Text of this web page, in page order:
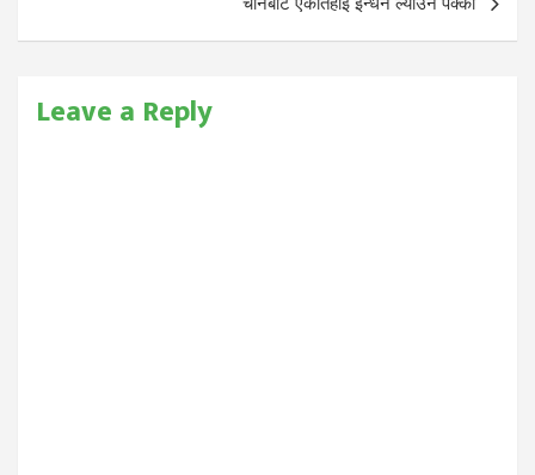
Leave a Reply